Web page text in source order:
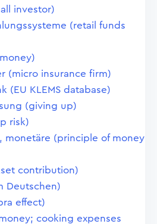
investor)
(retail funds
(micro insurance firm)
(EU KLEMS database)
(giving up)
risk)
monetäre (principle of money
contribution)
Deutschen)
effect)
cooking expenses